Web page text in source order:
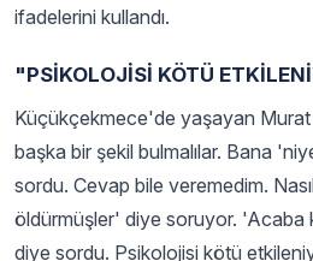
ifadelerini kullandı.
"PSİKOLOJİSİ KÖTÜ
Küçükçekmece'de yaşayan
başka bir şekil bulmalılar. Bana
sordu. Cevap bile veremedim.
öldürmüşler' diye soruyor. 'Acaba
diye sordu. Psikolojisi kötü